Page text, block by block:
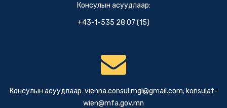
Консулын асуудлаар:
+43-1-535 28 07 (15)
Консулын асуудлаар: vienna.consul.mgl@gmail.com; konsulat-
wien@mfa.gov.mn